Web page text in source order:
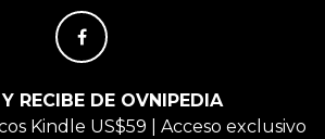
RECIBE DE OVNIPEDIA
Kindle US$59 | Acceso exclusivo